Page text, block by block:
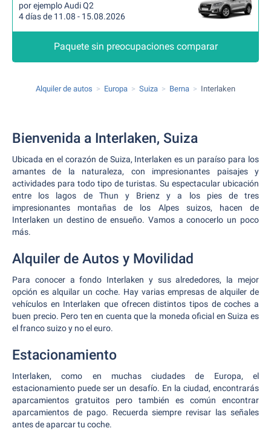
por ejemplo Audi Q2
4 días de 11.08 - 15.08.2026
Paquete sin preocupaciones comparar
Alquiler de autos Europa Suiza Berna Interlaken
Bienvenida a Interlaken, Suiza
Ubicada en el corazón de Suiza, Interlaken es un paraíso para los
amantes de la naturaleza, con impresionantes paisajes y
actividades para todo tipo de turistas. Su espectacular ubicación
entre los lagos de Thun y Brienz y a los pies de tres
impresionantes montañas de los Alpes suizos, hacen de
Interlaken un destino de ensueño. Vamos a conocerlo un poco
más.
Alquiler de Autos y Movilidad
Para conocer a fondo Interlaken y sus alrededores, la mejor
opción es alquilar un coche. Hay varias empresas de alquiler de
vehículos en Interlaken que ofrecen distintos tipos de coches a
buen precio. Pero ten en cuenta que la moneda oficial en Suiza es
el franco suizo y no el euro.
Estacionamiento
Interlaken, como en muchas ciudades de Europa, el
estacionamiento puede ser un desafío. En la ciudad, encontrarás
aparcamientos gratuitos pero también es común encontrar
aparcamientos de pago. Recuerda siempre revisar las señales
antes de aparcar tu coche.